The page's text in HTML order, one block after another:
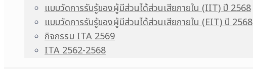
แบบวัดการรับรู้ของผู้มีส่วนได้ส่วนเสียภายใน (IIT) ปี 2568
แบบวัดการรับรู้ของผู้มีส่วนได้ส่วนเสียภายใน (EIT) ปี 2568
กิจกรรม ITA 2569
ITA 2562-2568